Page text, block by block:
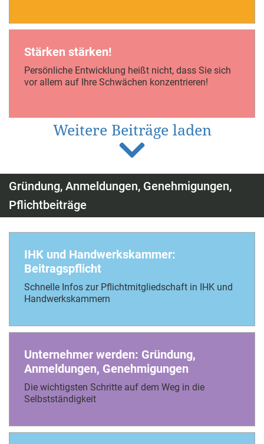
Stärken stärken!
Persönliche Entwicklung heißt nicht, dass Sie sich
vor allem auf Ihre Schwächen konzentrieren!
Weitere Beiträge laden
Gründung, Anmeldungen, Genehmigungen,
Pflichtbeiträge
IHK und Handwerkskammer:
Beitragspflicht
Schnelle Infos zur Pflichtmitgliedschaft in IHK und
Handwerkskammern
Unternehmer werden: Gründung,
Anmeldungen, Genehmigungen
Die wichtigsten Schritte auf dem Weg in die
Selbstständigkeit